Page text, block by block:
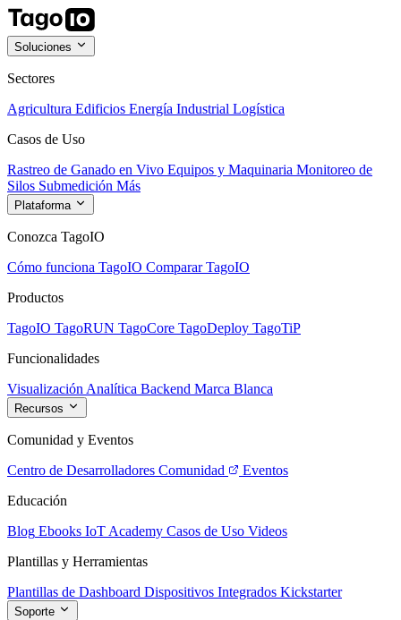
Soluciones
Sectores
Agricultura Edificios Energía Industrial Logística
Casos de Uso
Rastreo de Ganado en Vivo Equipos y Maquinaria Monitoreo de
Silos Submedición Más
Plataforma
Conozca TagoIO
Cómo funciona TagoIO Comparar TagoIO
Productos
TagoIO TagoRUN TagoCore TagoDeploy TagoTiP
Funcionalidades
Visualización Analítica Backend Marca Blanca
Recursos
Comunidad y Eventos
Centro de Desarrolladores Comunidad
Eventos
Educación
Blog Ebooks IoT Academy Casos de Uso Videos
Plantillas y Herramientas
Plantillas de Dashboard Dispositivos Integrados Kickstarter
Soporte